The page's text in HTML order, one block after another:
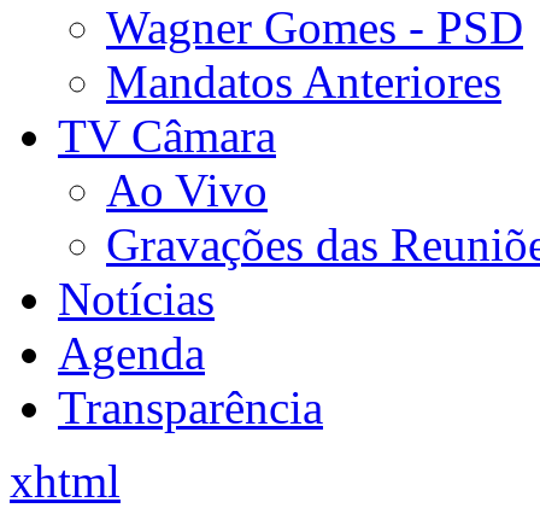
Wagner Gomes - PSD
Mandatos Anteriores
TV Câmara
Ao Vivo
Gravações das
Notícias
Agenda
Transparência
xhtml